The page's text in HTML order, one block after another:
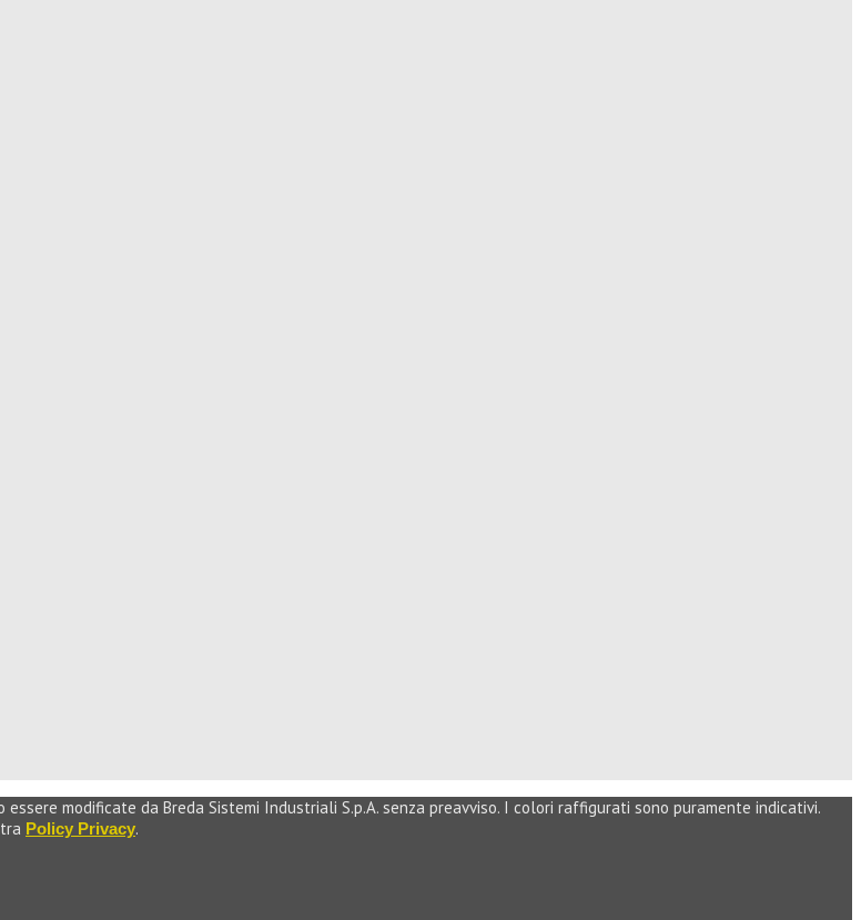
modificate da Breda Sistemi Industriali S.p.A. senza preavviso. I colori raffigurati sono puramente indicativi.
Policy Privacy.